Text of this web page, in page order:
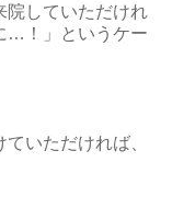
院していただけれ
…！」というケー
いただければ、